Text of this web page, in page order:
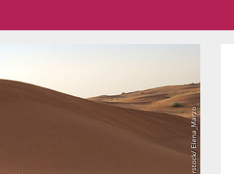
shutterstock/ Elena_Marzo